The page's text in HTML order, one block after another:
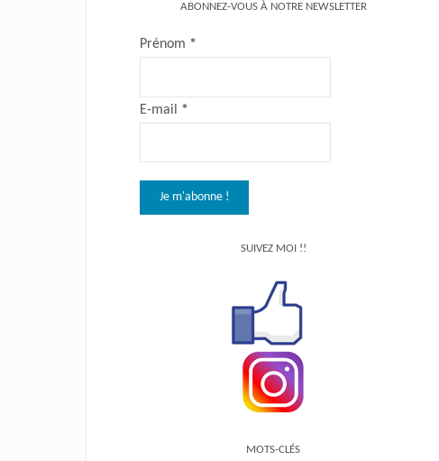
ABONNEZ-VOUS À NOTRE NEWSLETTER
Prénom *
E-mail *
SUIVEZ MOI !!
MOTS-CLÉS